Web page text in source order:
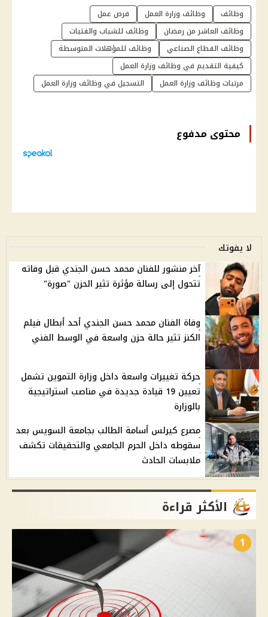
وظائف وظائف وزارة العمل
فرص عمل
وظائف العاشر من رمضان
وظائف للشباب والفتيات
وظائف القطاع الصناعي
وظائف للمؤهلات المتوسطة
كيفية التقديم في وظائف وزارة العمل
مرتبات وظائف وزارة العمل
التسجيل في وظائف وزارة العمل
محتوى مدفوع
لا يفوتك
آخر منشور للفنان محمد حسن الجندي قبل وفاته
تتحول إلى رسالة مؤثرة تثير الحزن "صورة"
وفاة الفنان محمد حسن الجندي أحد أبطال فيلم
الكنز تثير حالة حزن واسعة في الوسط الفني
حركة تغييرات واسعة داخل وزارة التموين تشمل
تعيين 19 قيادة جديدة في مناصب استراتيجية
بالوزارة
مصرع كيرلس أسامة الطالب بجامعة السويس بعد
سقوطه داخل الحرم الجامعي والتحقيقات تكشف
ملابسات الحادث
الأكثر قراءة
1